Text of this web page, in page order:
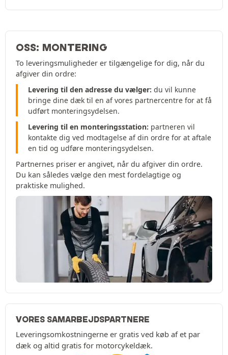
OSS: MONTERING
To leveringsmuligheder er tilgængelige for dig, når du
afgiver din ordre:
Levering til den adresse du vælger: du vil kunne
bringe dine dæk til en af vores partnercentre for at få
udført monteringsydelsen.
Levering til en monteringsstation: partneren vil
kontakte dig ved modtagelse af din ordre for at aftale
en tid og udføre monteringsydelsen.
Partnernes priser er angivet, når du afgiver din ordre.
Du kan således vælge den mest fordelagtige og
praktiske mulighed.
VORES SAMARBEJDSPARTNERE
Leveringsomkostningerne er gratis ved køb af et par
dæk og altid gratis for motorcykeldæk.